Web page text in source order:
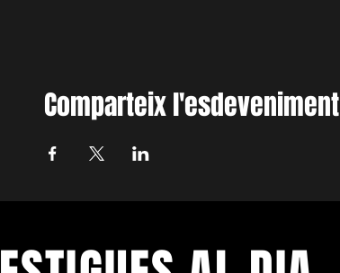
Comparteix l'esdeveniment